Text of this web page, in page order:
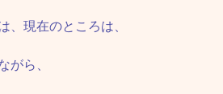
、現在のところは、
がら、